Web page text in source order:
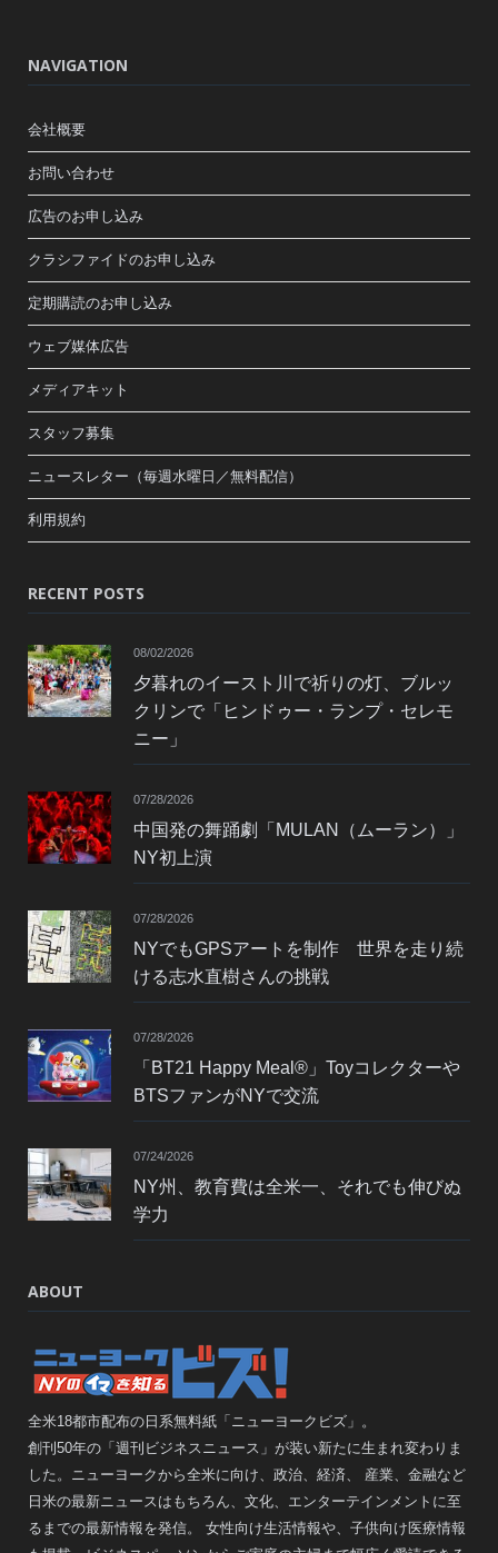
NAVIGATION
会社概要
お問い合わせ
広告のお申し込み
クラシファイドのお申し込み
定期購読のお申し込み
ウェブ媒体広告
メディアキット
スタッフ募集
ニュースレター（毎週水曜日／無料配信）
利用規約
RECENT POSTS
08/02/2026
夕暮れのイースト川で祈りの灯、ブルッ
クリンで「ヒンドゥー・ランプ・セレモ
ニー」
07/28/2026
中国発の舞踊劇「MULAN（ムーラン）」
NY初上演
07/28/2026
NYでもGPSアートを制作 世界を走り続
ける志水直樹さんの挑戦
07/28/2026
「BT21 Happy Meal®」Toyコレクターや
BTSファンがNYで交流
07/24/2026
NY州、教育費は全米一、それでも伸びぬ
学力
ABOUT
全米18都市配布の日系無料紙「ニューヨークビズ」。
創刊50年の「週刊ビジネスニュース」が装い新たに生まれ変わりま
した。ニューヨークから全米に向け、政治、経済、 産業、金融など
日米の最新ニュースはもちろん、文化、エンターテインメントに至
るまでの最新情報を発信。 女性向け生活情報や、子供向け医療情報